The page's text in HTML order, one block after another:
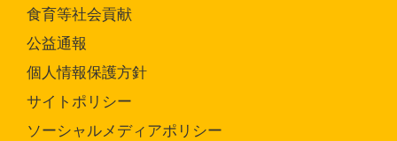
食育等社会貢献
公益通報
個人情報保護方針
サイトポリシー
ソーシャルメディアポリシー